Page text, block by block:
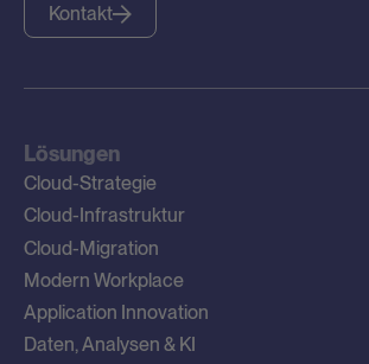
Kontakt
Lösungen
Cloud-Strategie
Cloud-Infrastruktur
Cloud-Migration
Modern Workplace
Application Innovation
Daten, Analysen & KI